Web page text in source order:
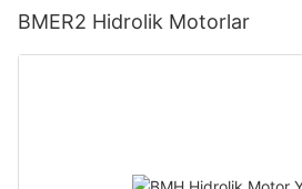
BMER2 Hidrolik Motorlar